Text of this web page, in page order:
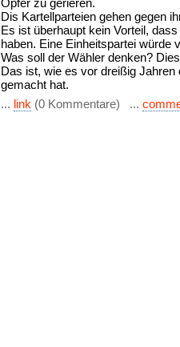
Opfer zu gerieren.
Dis Kartellparteien gehen gegen
Es ist überhaupt kein Vorteil,
haben. Eine Einheitspartei würde
Was soll der Wähler denken?
Das ist, wie es vor dreißig
gemacht hat.
... link (0 Kommentare) ...